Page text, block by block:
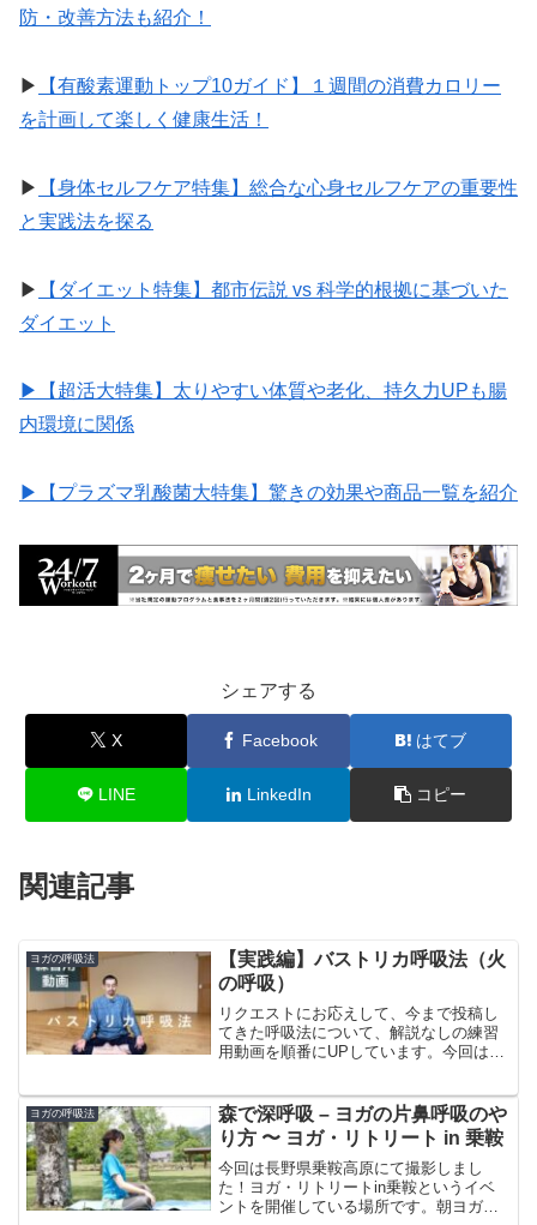
防・改善方法も紹介！
▶︎
【有酸素運動トップ10ガイド】１週間の消費カロリー
を計画して楽しく健康生活！
▶︎
【身体セルフケア特集】総合な心身セルフケアの重要性
と実践法を探る
▶︎
【ダイエット特集】都市伝説 vs 科学的根拠に基づいた
ダイエット
▶︎【超活大特集】太りやすい体質や老化、持久力UPも腸
内環境に関係
▶︎【プラズマ乳酸菌大特集】驚きの効果や商品一覧を紹介
シェアする
X Facebook はてブ
LINE LinkedIn コピー
関連記事
ヨガの呼吸法
【実践編】バストリカ呼吸法（火
の呼吸）
リクエストにお応えして、今まで投稿し
てきた呼吸法について、解説なしの練習
用動画を順番にUPしています。今回は
呼吸法は、速い「完全呼吸」とも言える
もので、呼吸筋を鍛え、深い...
ヨガの呼吸法
森で深呼吸 – ヨガの片鼻呼吸のや
り方 〜 ヨガ・リトリート in 乗鞍
今回は長野県乗鞍高原にて撮影しまし
た！ヨガ・リトリートin乗鞍というイベ
ントを開催している場所です。朝ヨガの